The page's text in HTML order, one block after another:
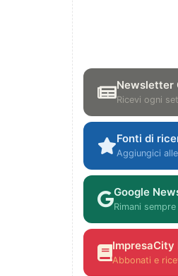
Newsletter
Ricevi ogni
Fonti di
Aggiungici
Google
Rimani
ImpresaCity
Abbonati e